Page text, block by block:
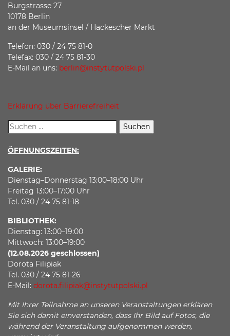
Burgstrasse 27
10178 Berlin
an der Museumsinsel / Hackescher Markt
Telefon: 030 / 24 75 81-0
Telefax: 030 / 24 75 81-30
E-Mail an uns: berlin@instytutpolski.pl
Erklärung über Barrierefreiheit
ÖFFNUNGSZEITEN:
GALERIE:
Dienstag–Donnerstag 13:00–18:00 Uhr
Freitag 13:00–17:00 Uhr
Tel. 030 / 24 75 81-18
BIBLIOTHEK:
Dienstag: 13:00–19:00
Mittwoch: 13:00–19:00
(12.08.2026 geschlossen)
Dorota Filipiak
Tel. 030 / 24 75 81-26
E-Mail: dorota.filipiak@instytutpolski.pl
Mit Ihrer Teilnahme an unseren Veranstaltungen erklären
Sie sich damit einverstanden, dass Ihr Bild auf Fotos, die
während der Veranstaltung aufgenommen werden,